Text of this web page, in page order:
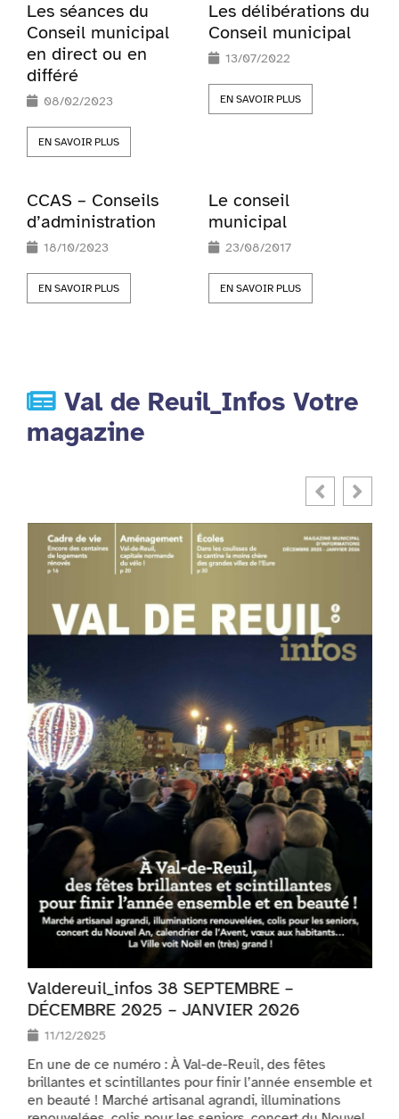
Les séances du
Conseil municipal
en direct ou en
différé
08/02/2023
EN SAVOIR PLUS
Les délibérations du
Conseil municipal
13/07/2022
EN SAVOIR PLUS
CCAS – Conseils
d’administration
18/10/2023
EN SAVOIR PLUS
Le conseil
municipal
23/08/2017
EN SAVOIR PLUS
Val de Reuil_Infos Votre
magazine
Valdereuil_infos 38 SEPTEMBRE –
DÉCEMBRE 2025 – JANVIER 2026
11/12/2025
En une de ce numéro : À Val-de-Reuil, des fêtes
brillantes et scintillantes pour finir l’année ensemble et
en beauté ! Marché artisanal agrandi, illuminations